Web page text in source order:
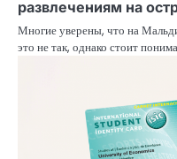
развлечениям на
Многие уверены, что на
это не так, однако стоит